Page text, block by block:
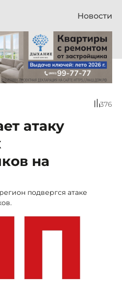
Новости
376
атаку
на
подвергся атаке